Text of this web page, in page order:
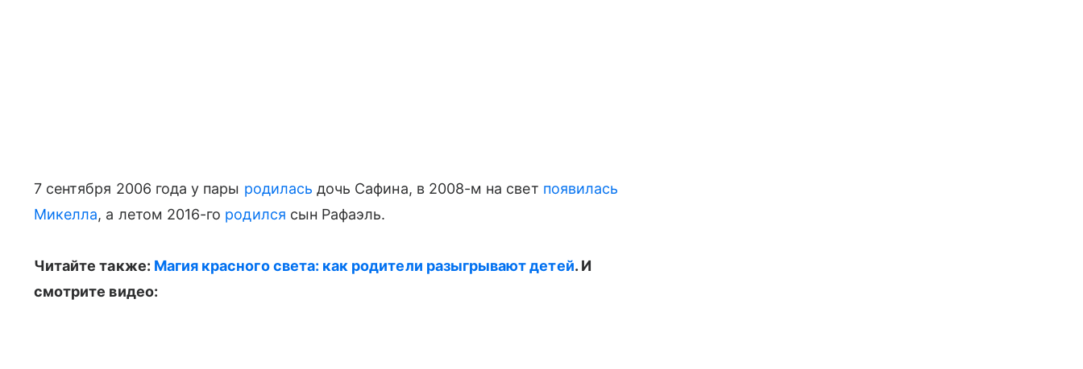
7 сентября 2006 года у пары родилась дочь Сафина, в 2008-м на свет появилась
Микелла, а летом 2016-го родился сын Рафаэль.
Читайте также: Магия красного света: как родители разыгрывают детей. И
смотрите видео: